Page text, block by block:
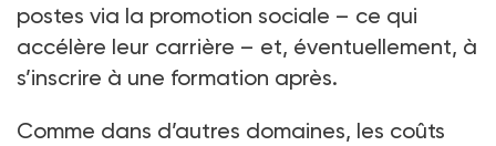
postes via la promotion sociale – ce qui
accélère leur carrière – et, éventuellement, à
s’inscrire à une formation après.
Comme dans d’autres domaines, les coûts